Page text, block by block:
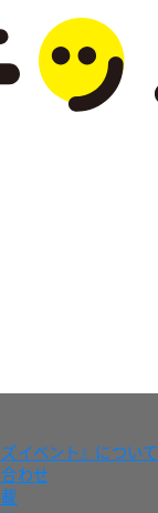
ズイベント』について
わせ